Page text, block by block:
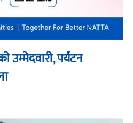
उम्मेदवारी, पर्यटन